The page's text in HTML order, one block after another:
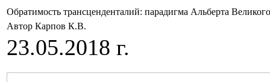
Обратимость трансценденталий: парадигма Альберта Великого
Автор Карпов К.В.
23.05.2018 г.